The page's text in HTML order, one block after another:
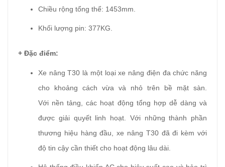
Chiều rộng tổng thể: 1453mm.
Khối lượng pin: 377KG.
+ Đặc điểm:
Xe nâng T30 là một loại xe nâng điện đa chức năng
cho khoảng cách vừa và nhỏ trên bề mặt sàn.
Với nền tảng, các hoạt động tổng hợp dễ dàng và
được giải quyết linh hoạt. Với những thành phần
thương hiệu hàng đầu, xe nâng T30 đã đi kèm với
độ tin cậy cần thiết cho hoạt động lâu dài.